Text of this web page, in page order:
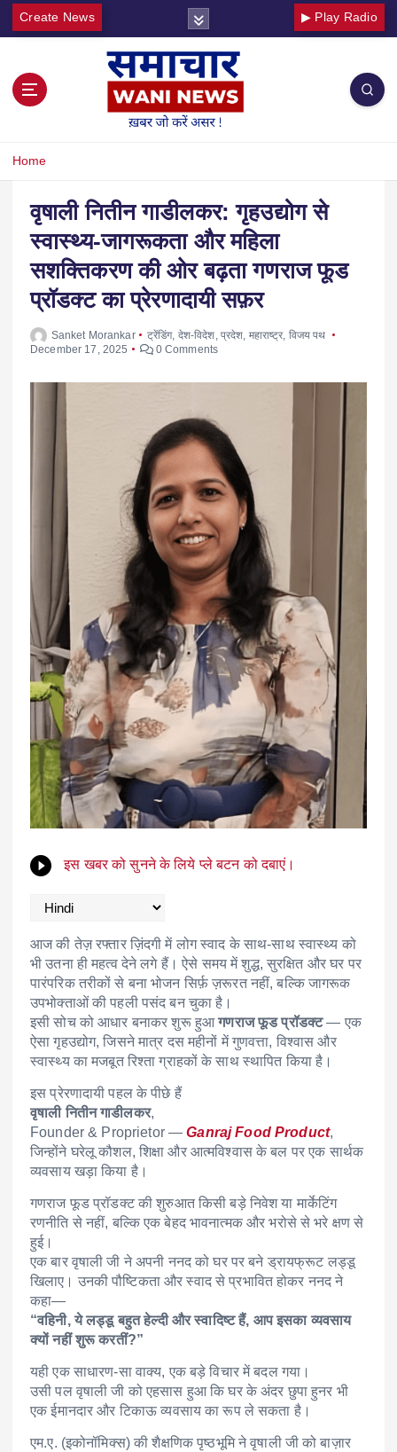
Create News ▶ Play Radio
Home
वृषाली नितीन गाडीलकर: गृहउद्योग से
स्वास्थ्य-जागरूकता और महिला
सशक्तिकरण की ओर बढ़ता गणराज फूड
प्रॉडक्ट का प्रेरणादायी सफ़र
Sanket Morankar ट्रेंडिंग, देश-विदेश प्रदेश महाराष्ट्र, विजय पथ
December 17, 2025
0 Comments
इस खबर को सुनने के लिये प्ले बटन को दबाएं।
आज की तेज़ रफ्तार ज़िंदगी में लोग स्वाद के साथ-साथ स्वास्थ्य को
भी उतना ही महत्व देने लगे हैं। ऐसे समय में शुद्ध, सुरक्षित और घर पर
पारंपरिक तरीकों से बना भोजन सिर्फ़ ज़रूरत नहीं, बल्कि जागरूक
उपभोक्ताओं की पहली पसंद बन चुका है।
इसी सोच को आधार बनाकर शुरू हुआगणराज फूड प्रॉडक्ट— एक
ऐसा गृहउद्योग, जिसने मात्र दस महीनों में गुणवत्ता, विश्वास और
स्वास्थ्य का मजबूत रिश्ता ग्राहकों के साथ स्थापित किया है।
इस प्रेरणादायी पहल के पीछे हैं
वृषाली नितीन गाडीलकर,
Founder & Proprietor —Ganraj Food Product,
जिन्होंने घरेलू कौशल, शिक्षा और आत्मविश्वास के बल पर एक सार्थक
व्यवसाय खड़ा किया है।
गणराज फूड प्रॉडक्ट की शुरुआत किसी बड़े निवेश या मार्केटिंग
रणनीति से नहीं, बल्कि एक बेहद भावनात्मक और भरोसे से भरे क्षण से
हुई।
एक बार वृषाली जी ने अपनी ननद को घर पर बने ड्रायफ्रूट लड्डू
खिलाए। उनकी पौष्टिकता और स्वाद से प्रभावित होकर ननद ने
कहा—
“वहिनी, ये लड्डू बहुत हेल्दी और स्वादिष्ट हैं, आप इसका व्यवसाय
क्यों नहीं शुरू करतीं?”
यही एक साधारण-सा वाक्य, एक बड़े विचार में बदल गया।
उसी पल वृषाली जी को एहसास हुआ कि घर के अंदर छुपा हुनर भी
एक ईमानदार और टिकाऊ व्यवसाय का रूप ले सकता है।
एम.ए. (इकोनॉमिक्स) की शैक्षणिक पृष्ठभूमि ने वृषाली जी को बाज़ार